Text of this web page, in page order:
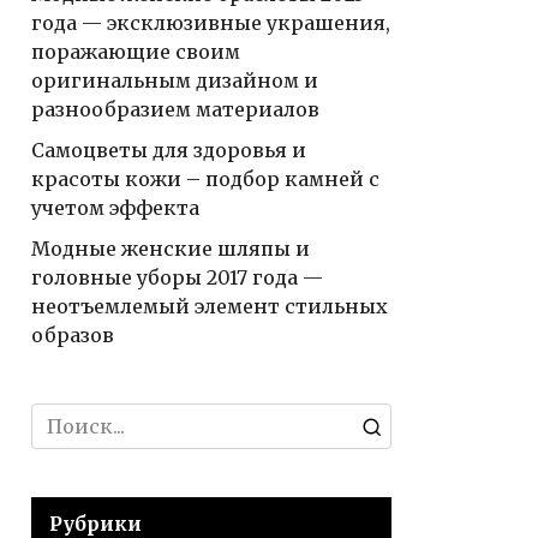
года — эксклюзивные украшения,
поражающие своим
оригинальным дизайном и
разнообразием материалов
Самоцветы для здоровья и
красоты кожи – подбор камней с
учетом эффекта
Модные женские шляпы и
головные уборы 2017 года —
неотъемлемый элемент стильных
образов
Search
for:
Рубрики